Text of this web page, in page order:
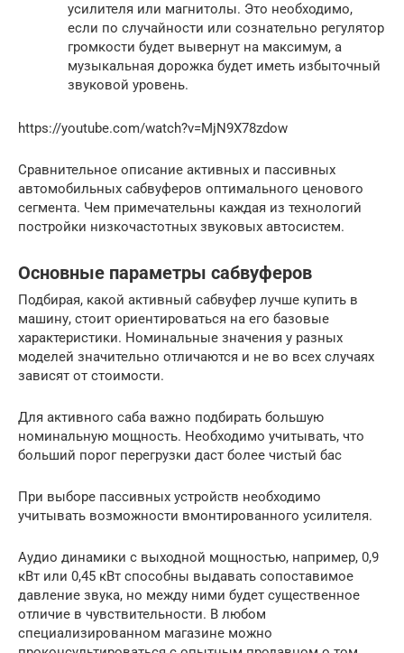
усилителя или магнитолы. Это необходимо,
если по случайности или сознательно регулятор
громкости будет вывернут на максимум, а
музыкальная дорожка будет иметь избыточный
звуковой уровень.
https://youtube.com/watch?v=MjN9X78zdow
Сравнительное описание активных и пассивных
автомобильных сабвуферов оптимального ценового
сегмента. Чем примечательны каждая из технологий
постройки низкочастотных звуковых автосистем.
Основные параметры сабвуферов
Подбирая, какой активный сабвуфер лучше купить в
машину, стоит ориентироваться на его базовые
характеристики. Номинальные значения у разных
моделей значительно отличаются и не во всех случаях
зависят от стоимости.
Для активного саба важно подбирать большую
номинальную мощность. Необходимо учитывать, что
больший порог перегрузки даст более чистый бас
При выборе пассивных устройств необходимо
учитывать возможности вмонтированного усилителя.
Аудио динамики с выходной мощностью, например, 0,9
кВт или 0,45 кВт способны выдавать сопоставимое
давление звука, но между ними будет существенное
отличие в чувствительности. В любом
специализированном магазине можно